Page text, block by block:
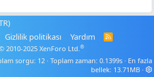
Gizlilik politikası Yardım
R
2025 XenForo Ltd.®
sorgu 12 Toplam zaman 0.1399s
En fazla
bellek 13.71MB